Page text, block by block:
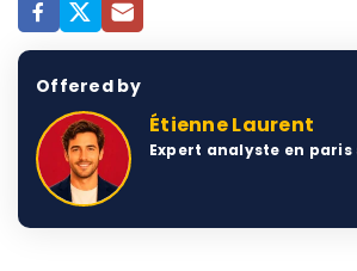
Offered by
Étienne Laurent
Expert analyste en